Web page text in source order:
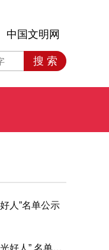
中国文明网
搜 索
人”名单公示